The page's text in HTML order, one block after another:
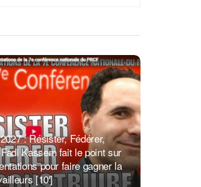
: Résister, Fédérer,
Kassem fait le point sur
pour faire gagner la
[10′]